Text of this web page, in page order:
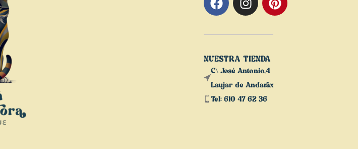
NUESTRA TIENDA
C\ José Antonio,4
Laujar de Andarax
Tel: 610 47 62 36